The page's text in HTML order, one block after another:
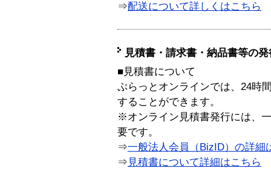
⇒配送について詳しくはこちら
見積書・請求書・納品書等の
■見積書について
ぷらっとオンラインでは、24時
することができます。
※オンライン見積書発行には、
要です。
⇒一般法人会員（BizID）の詳細
⇒ 見積書について詳細はこちら